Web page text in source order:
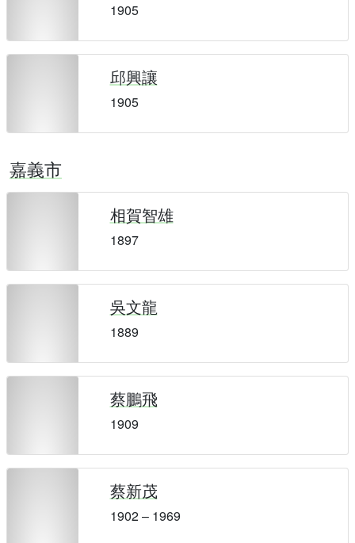
1905
邱興讓
1905
嘉義市
相賀智雄
1897
吳文龍
1889
蔡鵬飛
1909
蔡新茂
1902 – 1969